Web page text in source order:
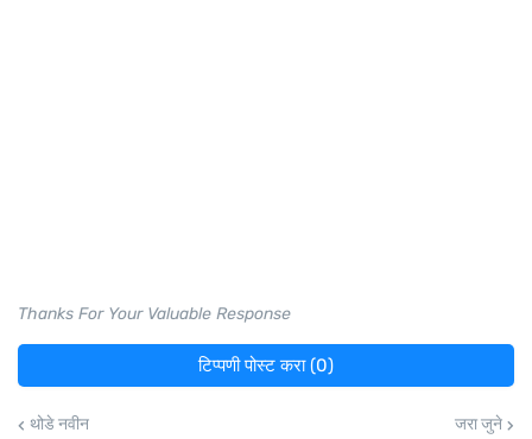
Thanks For Your Valuable Response
टिप्पणी पोस्ट करा (0)
थोडे नवीन जरा जुने